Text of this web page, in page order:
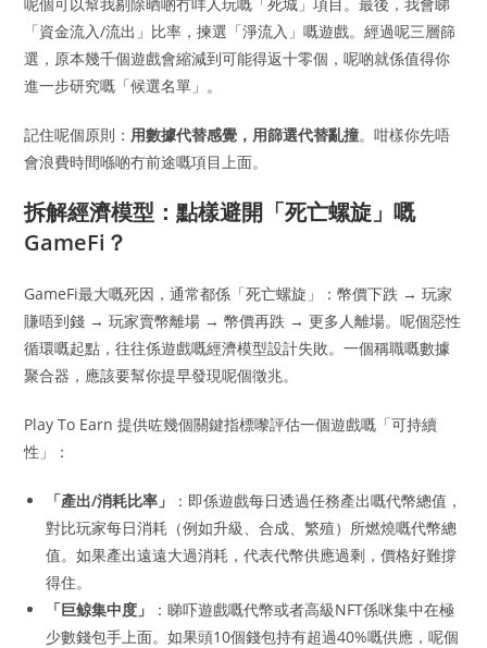
「資金流入/流出」比率，揀選「淨流入」嘅遊戲。經過呢三層篩
選，原本幾千個遊戲會縮減到可能得返十零個，呢啲就係值得你
進一步研究嘅「候選名單」。
記住呢個原則： 用數據代替感覺，用篩選代替亂撞。咁樣你先唔
會浪費時間喺啲冇前途嘅項目上面。
拆解經濟模型：點樣避開「死亡螺旋」嘅
GameFi？
GameFi最大嘅死因，通常都係「死亡螺旋」：幣價下跌 → 玩家
賺唔到錢 → 玩家賣幣離場 → 幣價再跌 → 更多人離場。呢個惡性
循環嘅起點，往往係遊戲嘅經濟模型設計失敗。一個稱職嘅數據
聚合器，應該要幫你提早發現呢個徵兆。
Play To Earn 提供咗幾個關鍵指標嚟評估一個遊戲嘅「可持續
性」：
「產出/消耗比率」
：即係遊戲每日透過任務產出嘅代幣總值，
對比玩家每日消耗（例如升級、合成、繁殖）所燃燒嘅代幣總
值。如果產出遠遠大過消耗，代表代幣供應過剩，價格好難撐
得住。
「巨鲸集中度」
：睇吓遊戲嘅代幣或者高級NFT係咪集中在極
少數錢包手上面。如果頭10個錢包持有超過40%嘅供應，呢個